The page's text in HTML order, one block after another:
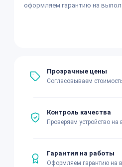
оформляем гарантию на
Прозрачные цены
Согласовываем
Контроль качества
Проверяем устройство на
Гарантия на работы
Оформляем гарантию на